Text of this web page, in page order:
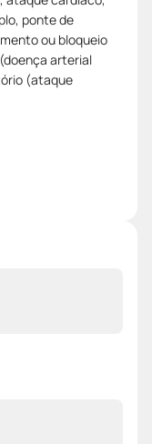
ponte de
ou bloqueio
arterial
(ataque